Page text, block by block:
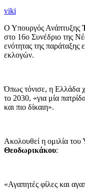
viki
Ο Υπουργός Ανάπτυξης
στο 16ο Συνέδριο της
ενότητας της
εκλογών.
Όπως τόνισε, η Ελλάδα
το 2030, «για μία
και πιο δίκαιη».
Ακολουθεί η ομιλία
Θεοδωρικάκου:
«Αγαπητές φίλες και